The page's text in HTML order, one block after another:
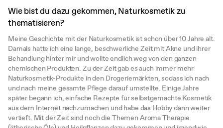
Wie bist du dazu gekommen, Naturkosmetik zu
thematisieren?
Meine Geschichte mit der Naturkosmetik ist schon über 10 Jahre alt.
Damals hatte ich eine lange, beschwerliche Zeit mit Akne und ihrer
Behandlung hinter mir und wollte endlich weg von den ganzen
chemischen Produkten. Zu der Zeit gab es auch immer mehr
Naturkosmetik-Produkte in den Drogeriemärkten, sodass ich nach
und nach meine gesamte Pflege darauf umstellte. Einige Jahre
später begann ich, einfache Rezepte für selbstgemachte Kosmetik
aus dem Internet nachzumachen und habe das Hobby dann weiter
vertieft. Mit der Zeit sind noch die Themen Aroma Therapie